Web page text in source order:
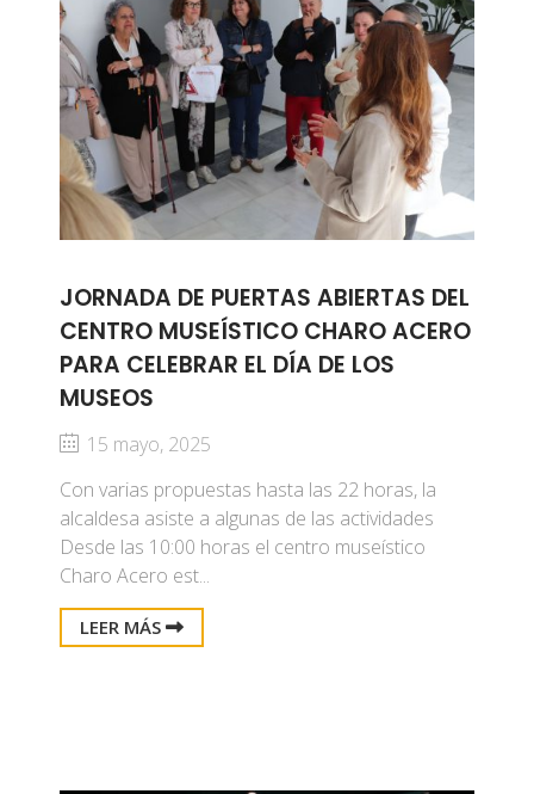
JORNADA DE PUERTAS ABIERTAS DEL
CENTRO MUSEÍSTICO CHARO ACERO
PARA CELEBRAR EL DÍA DE LOS
MUSEOS
15 mayo, 2025
Con varias propuestas hasta las 22 horas, la
alcaldesa asiste a algunas de las actividades
Desde las 10:00 horas el centro museístico
Charo Acero est...
LEER MÁS